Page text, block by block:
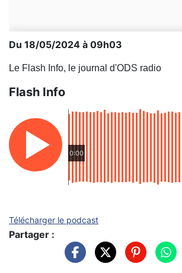
Du 18/05/2024 à 09h03
Le Flash Info, le journal d'ODS radio
Flash Info
0:00
Télécharger le podcast
Partager :